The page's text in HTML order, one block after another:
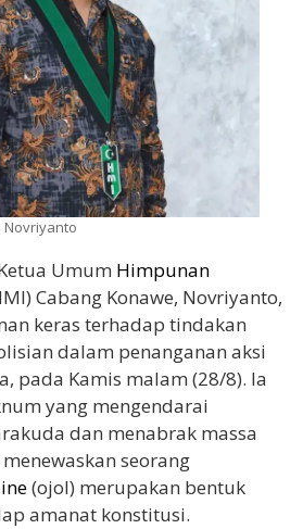
Novriyanto
Umum Himpunan
Cabang Konawe, Novriyanto,
keras terhadap tindakan
dalam penanganan aksi
pada Kamis malam (28/8). Ia
yang mengendarai
dan menabrak massa
seorang
(ojol) merupakan bentuk
amanat konstitusi.